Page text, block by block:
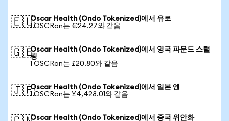
🇪🇺Oscar Health (Ondo Tokenized)에서 유로
1 OSCRon는 €24.27와 같음
🇬🇧Oscar Health (Ondo Tokenized)에서 영국 파운드 스털
링
1 OSCRon는 £20.80와 같음
🇯🇵Oscar Health (Ondo Tokenized)에서 일본 엔
1 OSCRon는 ¥4,428.01와 같음
Oscar Health (Ondo Tokenized)에서 중국 위안화